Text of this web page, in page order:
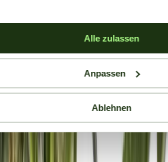
Alle zulassen
Anpassen
Ablehnen